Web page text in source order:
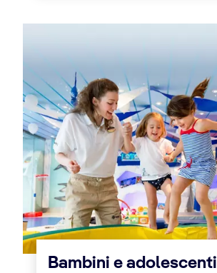
Bambini e adolescenti